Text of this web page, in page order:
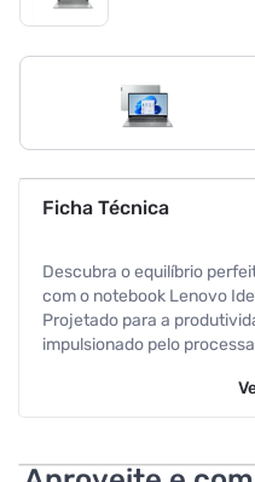
Ficha Técnica
Descubra o equilíbrio
com o notebook Lenovo
Projetado para a
impulsionado pelo
para todas as suas tarefas
fluida sem travamentos.